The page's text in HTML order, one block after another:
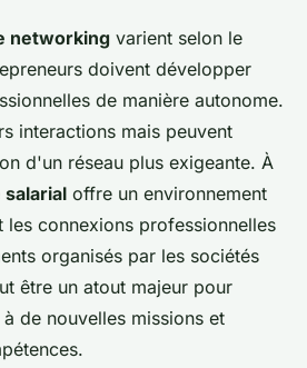
networking varient selon le
doivent développer
de manière autonome.
interactions mais peuvent
d'un réseau plus exigeante. À
salarial offre un environnement
connexions professionnelles
organisés par les sociétés
être un atout majeur pour
de nouvelles missions et